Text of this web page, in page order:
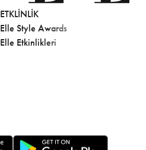
ETKLINLIK
Elle Style Awards
Elle Etkinlikleri